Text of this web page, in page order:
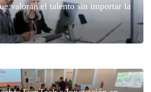
valoran el talento sin importar la